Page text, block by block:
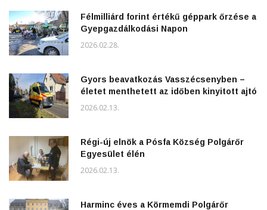
Félmilliárd forint értékű géppark őrzése a
Gyepgazdálkodási Napon
2026.02.28.
Gyors beavatkozás Vasszécsenyben –
életet menthetett az időben kinyitott ajtó
2026.02.13.
Régi-új elnök a Pósfa Község Polgárőr
Egyesület élén
2026.02.13.
Harminc éves a Körmemdi Polgárőr